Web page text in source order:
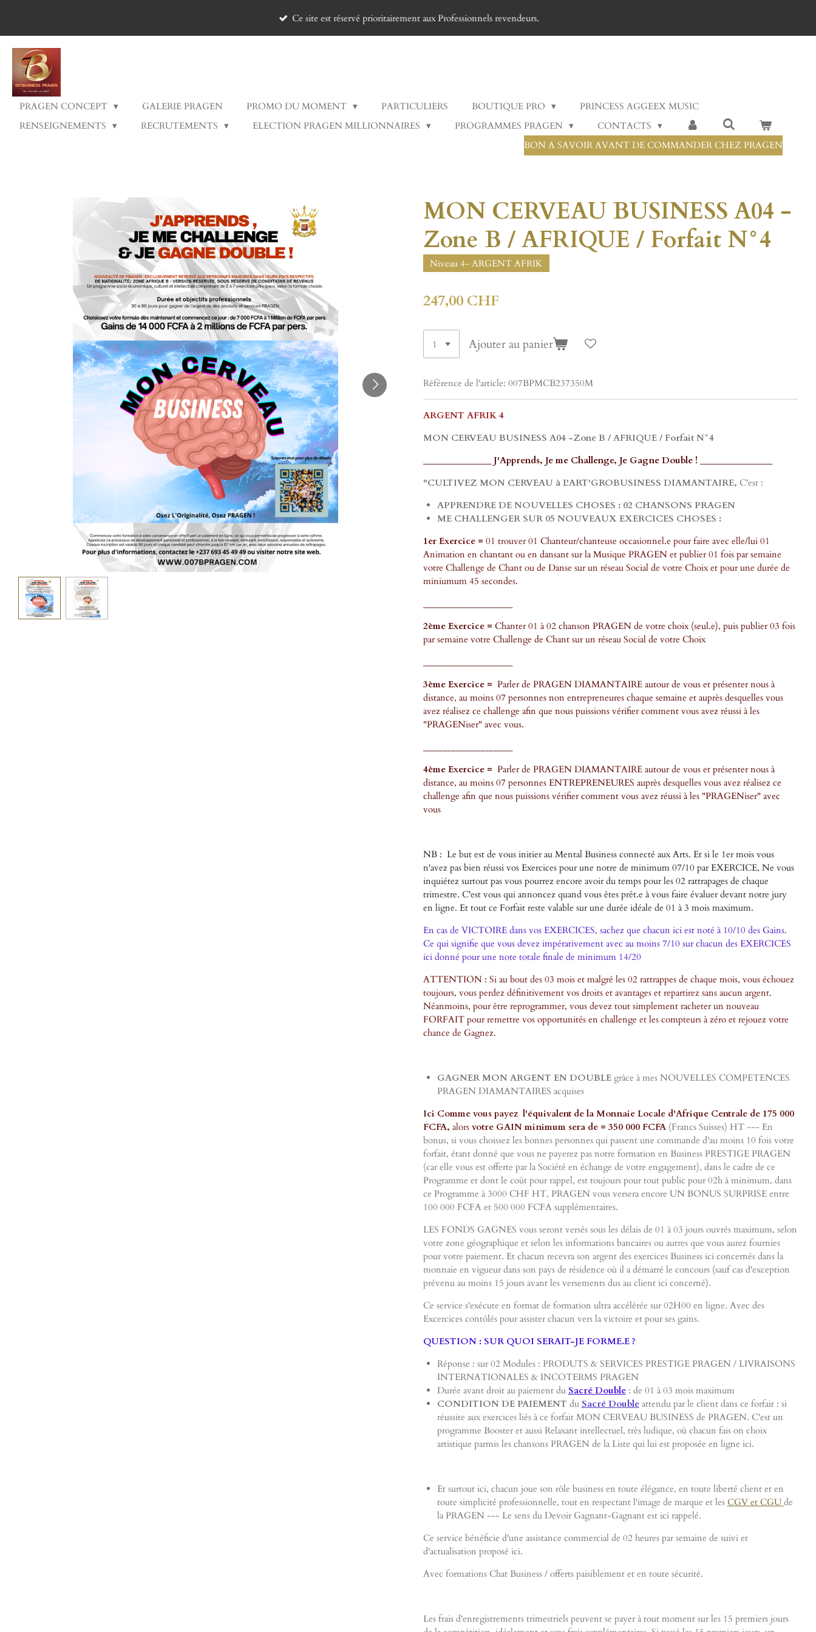
contenu
principal
Ce site est réservé prioritairement aux Professionnels revendeurs.
PRAGEN CONCEPT GALERIE PRAGEN PROMO DU MOMENT PARTICULIERS BOUTIQUE PRO
PRINCESS AGGEEX MUSIC
RENSEIGNEMENTS
RECRUTEMENTS ELECTION PRAGEN MILLIONNAIRES PROGRAMMES PRAGEN
CONTACTS
BON A SAVOIR AVANT DE COMMANDER CHEZ PRAGEN
MON CERVEAU BUSINESS A04 -
Zone B / AFRIQUE / Forfait N°4
Niveau 4- ARGENT AFRIK
247,00 CHF
Ajouter au panier
Référence de l'article: 007BPMCB237350M
ARGENT AFRIK 4
MON CERVEAU BUSINESS A04 -Zone B / AFRIQUE / Forfait N°4
________________ J'Apprends, Je me Challenge, Je Gagne Double ! _________________
"CULTIVEZ MON CERVEAU à L'ART'GROBUSINESS DIAMANTAIRE, C'est :
APPRENDRE DE NOUVELLES CHOSES : 02 CHANSONS PRAGEN
ME CHALLENGER SUR 05 NOUVEAUX EXERCICES CHOSES :
1er Exercice = 01 trouver 01 Chanteur/chanteuse occasionnel.e pour faire avec elle/lui 01
Animation en chantant ou en dansant sur la Musique PRAGEN et publier 01 fois par semaine
votre Challenge de Chant ou de Danse sur un réseau Social de votre Choix et pour une durée de
miniumum 45 secondes.
2ème Exercice = Chanter 01 à 02 chanson PRAGEN de votre choix (seul.e), puis publier 03 fois
par semaine votre Challenge de Chant sur un réseau Social de votre Choix
3ème Exercice = Parler de PRAGEN DIAMANTAIRE autour de vous et présenter nous à
distance, au moins 07 personnes non entrepreneures chaque semaine et auprès desquelles vous
avez réalisez ce challenge afin que nous puissions vérifier comment vous avez réussi à les
"PRAGENiser" avec vous.
4ème Exercice = Parler de PRAGEN DIAMANTAIRE autour de vous et présenter nous à
distance, au moins 07 personnes ENTREPRENEURES auprès desquelles vous avez réalisez ce
challenge afin que nous puissions vérifier comment vous avez réussi à les "PRAGENiser" avec
vous
NB : Le but est de vous initier au Mental Business connecté aux Arts. Et si le 1er mois vous
n'avez pas bien réussi vos Exercices pour une notre de minimum 07/10 par EXERCICE, Ne vous
inquiétez surtout pas vous pourrez encore avoir du temps pour les 02 rattrapages de chaque
trimestre. C'est vous qui annoncez quand vous êtes prêt.e à vous faire évaluer devant notre jury
en ligne. Et tout ce Forfait reste valable sur une durée idéale de 01 à 3 mois maximum.
En cas de VICTOIRE dans vos EXERCICES, sachez que chacun ici est noté à 10/10 des Gains.
Ce qui signifie que vous devez impérativement avec au moins 7/10 sur chacun des EXERCICES
ici donné pour une note totale finale de minimum 14/20
ATTENTION : Si au bout des 03 mois et malgré les 02 rattrappes de chaque mois, vous échouez
toujours, vous perdez définitivement vos droits et avantages et repartirez sans aucun argent.
Néanmoins, pour être reprogrammer, vous devez tout simplement racheter un nouveau
FORFAIT pour remettre vos opportunités en challenge et les compteurs à zéro et rejouez votre
chance de Gagnez.
GAGNER MON ARGENT EN DOUBLE grâce à mes NOUVELLES COMPETENCES
PRAGEN DIAMANTAIRES acquises
Ici Comme vous payez l'équivalent de la Monnaie Locale d'Afrique Centrale de 175 000
FCFA, alors votre GAIN minimum sera de = 350 000 FCFA (Francs Suisses) HT --- En
bonus, si vous choissez les bonnes personnes qui passent une commande d'au moins 10 fois votre
forfait, étant donné que vous ne payerez pas notre formation en Business PRESTIGE PRAGEN
(car elle vous est offerte par la Société en échange de votre engagement), dans le cadre de ce
Programme et dont le coût pour rappel, est toujours pour tout public pour 02h à minimum, dans
ce Programme à 3000 CHF HT, PRAGEN vous versera encore UN BONUS SURPRISE entre
100 000 FCFA et 500 000 FCFA supplémentaires.
LES FONDS GAGNES vous seront versés sous les délais de 01 à 03 jours ouvrés maximum, selon
votre zone géographique et selon les informations bancaires ou autres que vous aurez fournies
pour votre paiement. Et chacun recevra son argent des exercices Business ici concernés dans la
monnaie en vigueur dans son pays de résidence où il a démarré le concours (sauf cas d'exception
prévenu au moins 15 jours avant les versements dus au client ici concerné).
Ce service s'exécute en format de formation ultra accélérée sur 02H00 en ligne. Avec des
Excercices contôlés pour assister chacun vers la victoire et pour ses gains.
QUESTION : SUR QUOI SERAIT-JE FORME.E ?
Réponse : sur 02 Modules : PRODUTS & SERVICES PRESTIGE PRAGEN / LIVRAISONS
INTERNATIONALES & INCOTERMS PRAGEN
Durée avant droit au paiement du Sacré Double: de 01 à 03 mois maximum
CONDITION DE PAIEMENT du Sacré Doubleattendu par le client dans ce forfait : si
réussite aux exercices liés à ce forfait MON CERVEAU BUSINESS de PRAGEN. C'est un
programme Booster et aussi Relaxant intellectuel, très ludique, où chacun fais on choix
artistique parmis les chansons PRAGEN de la Liste qui lui est proposée en ligne ici.
Et surtout ici, chacun joue son rôle business en toute élégance, en toute liberté client et en
toute simplicité professionnelle, tout en respectant l'image de marque et les CGV et CGU de
la PRAGEN --- Le sens du Devoir Gagnant-Gagnant est ici rappelé.
Ce service bénéficie d'une assistance commercial de 02 heures par semaine de suivi et
d'actualisation proposé ici.
Avec formations Chat Business / offerts paisiblement et en toute sécurité.
Les frais d'enregistrements trimestriels peuvent se payer à tout moment sur les 15 premiers jours